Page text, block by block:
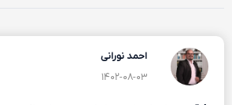
احمد نورانی
۱۴۰۲-۰۸-۰۳